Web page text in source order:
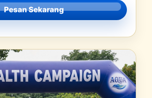
Pesan Sekarang